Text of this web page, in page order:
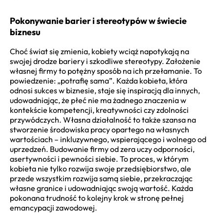
Pokonywanie barier i stereotypów w świecie
biznesu
Choć świat się zmienia, kobiety wciąż napotykają na
swojej drodze bariery i szkodliwe stereotypy. Założenie
własnej firmy to potężny sposób na ich przełamanie. To
powiedzenie: „potrafię sama”. Każda kobieta, która
odnosi sukces w biznesie, staje się inspiracją dla innych,
udowadniając, że płeć nie ma żadnego znaczenia w
kontekście kompetencji, kreatywności czy zdolności
przywódczych. Własna działalność to także szansa na
stworzenie środowiska pracy opartego na własnych
wartościach – inkluzywnego, wspierającego i wolnego od
uprzedzeń. Budowanie firmy od zera uczy odporności,
asertywności i pewności siebie. To proces, w którym
kobieta nie tylko rozwija swoje przedsiębiorstwo, ale
przede wszystkim rozwija samą siebie, przekraczając
własne granice i udowadniając swoją wartość. Każda
pokonana trudność to kolejny krok w stronę pełnej
emancypacji zawodowej.